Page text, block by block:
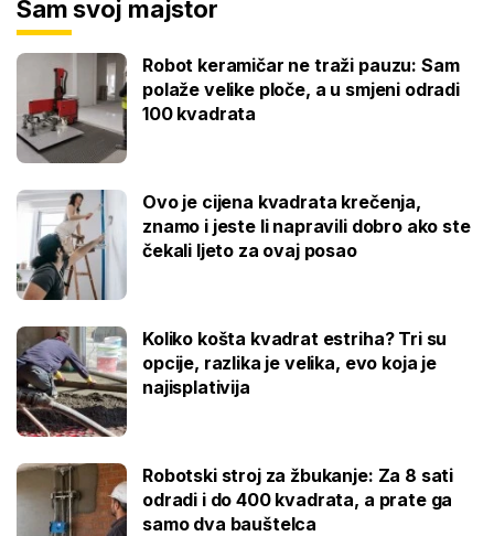
Sam svoj majstor
Robot keramičar ne traži pauzu: Sam
polaže velike ploče, a u smjeni odradi
100 kvadrata
Ovo je cijena kvadrata krečenja,
znamo i jeste li napravili dobro ako ste
čekali ljeto za ovaj posao
Koliko košta kvadrat estriha? Tri su
opcije, razlika je velika, evo koja je
najisplativija
Robotski stroj za žbukanje: Za 8 sati
odradi i do 400 kvadrata, a prate ga
samo dva bauštelca